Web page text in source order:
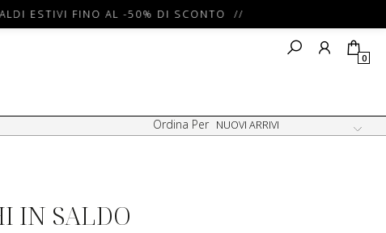
ESTIVI FINO AL -50% DI SCONTO //
0
Ordina Per
IN SALDO